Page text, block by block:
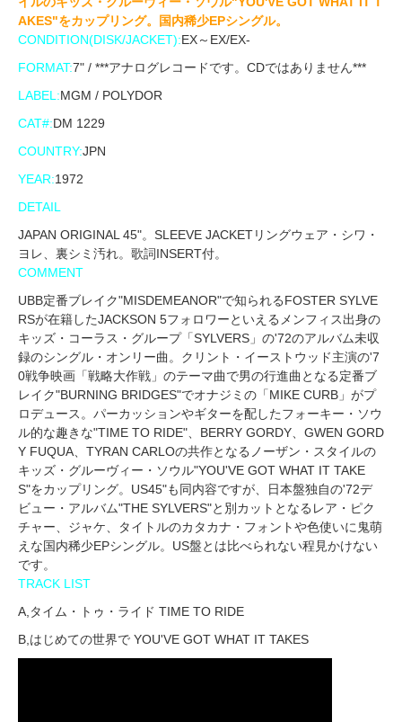
AKES"をカップリング。国内稀少EPシングル。
CONDITION(DISK/JACKET):EX～EX/EX-
FORMAT:7" / ***アナログレコードです。CDではありません***
LABEL:MGM / POLYDOR
CAT#:DM 1229
COUNTRY:JPN
YEAR:1972
DETAIL
JAPAN ORIGINAL 45"。SLEEVE JACKETリングウェア・シワ・
ヨレ、裏シミ汚れ。歌詞INSERT付。
COMMENT
UBB定番ブレイク"MISDEMEANOR"で知られるFOSTER SYLVE
RSが在籍したJACKSON 5フォロワーといえるメンフィス出身の
キッズ・コーラス・グループ「SYLVERS」の'72のアルバム未収
録のシングル・オンリー曲。クリント・イーストウッド主演の'7
0戦争映画「戦略大作戦」のテーマ曲で男の行進曲となる定番ブ
レイク"BURNING BRIDGES"でオナジミの「MIKE CURB」がプ
ロデュース。パーカッションやギターを配したフォーキー・ソウ
ル的な趣きな"TIME TO RIDE"、BERRY GORDY、GWEN GORD
Y FUQUA、TYRAN CARLOの共作となるノーザン・スタイルの
キッズ・グルーヴィー・ソウル"YOU'VE GOT WHAT IT TAKE
S"をカップリング。US45"も同内容ですが、日本盤独自の'72デ
ビュー・アルバム"THE SYLVERS"と別カットとなるレア・ピク
チャー、ジャケ、タイトルのカタカナ・フォントや色使いに鬼萌
えな国内稀少EPシングル。US盤とは比べられない程見かけない
です。
TRACK LIST
A,タイム・トゥ・ライド TIME TO RIDE
B,はじめての世界で YOU'VE GOT WHAT IT TAKES